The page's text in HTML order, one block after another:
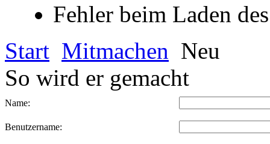
Fehler beim Laden
Start Mitmachen Neu
So wird er gemacht
Name:
Benutzername: